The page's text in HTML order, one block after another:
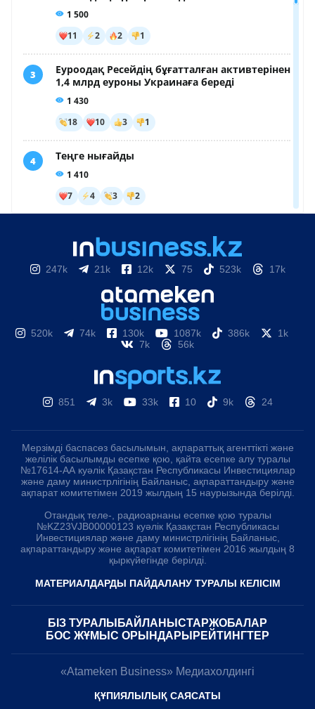
247k 21k 12k 75 523k 17k
520k 74k 130k 1087k 386k
1k
7k
56k
851 3k 33k 10 9k 24
Мерзімді баспасөз басылымын, ақпараттық агенттікті және
желілік басылымды есепке қою, қайта есепке алу туралы
№17614-АА куәлік Қазақстан Республикасы Инвестициялар
және даму министрлігінің Байланыс, ақпараттандыру және
ақпарат комитетімен 2019 жылдың 15 наурызында берілді.
Отандық теле-, радиоарнаны есепке қою туралы
№KZ23VJB00000123 куәлік Қазақстан Республикасы
Инвестициялар және даму министрлігінің Байланыс,
ақпараттандыру және ақпарат комитетімен 2016 жылдың 8
қыркүйегінде берілді.
МАТЕРИАЛДАРДЫ ПАЙДАЛАНУ ТУРАЛЫ КЕЛІСІМ
БІЗ ТУРАЛЫ БАЙЛАНЫСТАРЖОБАЛАР
БОС ЖҰМЫС ОРЫНДАРЫ РЕЙТИНГТЕР
«Atameken Business» Медиахолдингі
ҚҰПИЯЛЫЛЫҚ САЯСАТЫ